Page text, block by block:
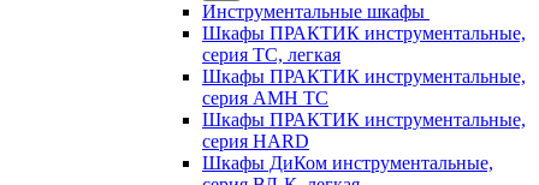
Инструментальные шкафы
Шкафы ПРАКТИК инструментальные,
серия ТC, легкая
Шкафы ПРАКТИК инструментальные,
серия AMH TC
Шкафы ПРАКТИК инструментальные,
серия HARD
Шкафы ДиКом инструментальные,